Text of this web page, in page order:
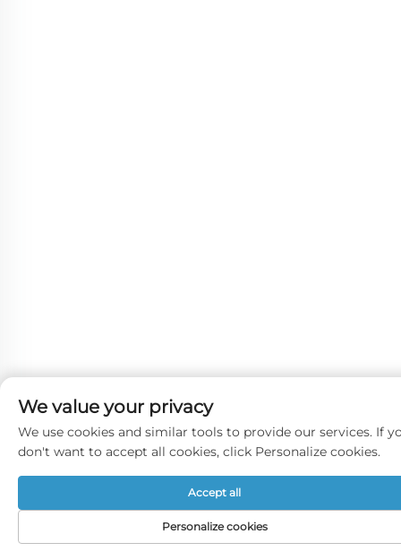
We value your privacy
We use cookies and similar tools to provide our services. If
don't want to accept all cookies, click Personalize cookies.
Personalize cookies
Accept all